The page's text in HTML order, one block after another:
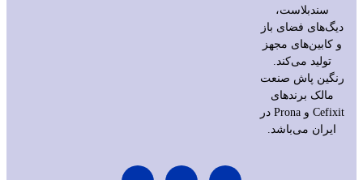
سندبلاست،
دیگ‌های فضای باز
و کابین‌های مجهز
تولید می‌کند.
رنگین پاش صنعت
مالک برندهای
Cefixit و Prona در
ایران می‌باشد.